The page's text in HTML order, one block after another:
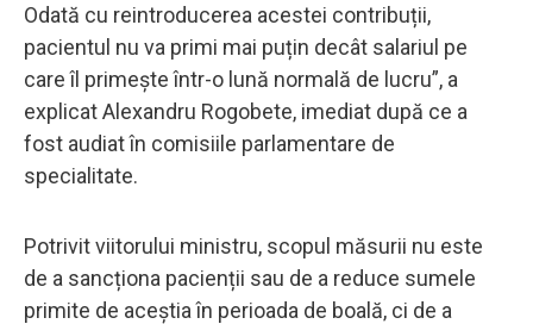
Odată cu reintroducerea acestei contribuții,
pacientul nu va primi mai puțin decât salariul pe
care îl primește într-o lună normală de lucru”, a
explicat Alexandru Rogobete, imediat după ce a
fost audiat în comisiile parlamentare de
specialitate.
Potrivit viitorului ministru, scopul măsurii nu este
de a sancționa pacienții sau de a reduce sumele
primite de aceștia în perioada de boală, ci de a